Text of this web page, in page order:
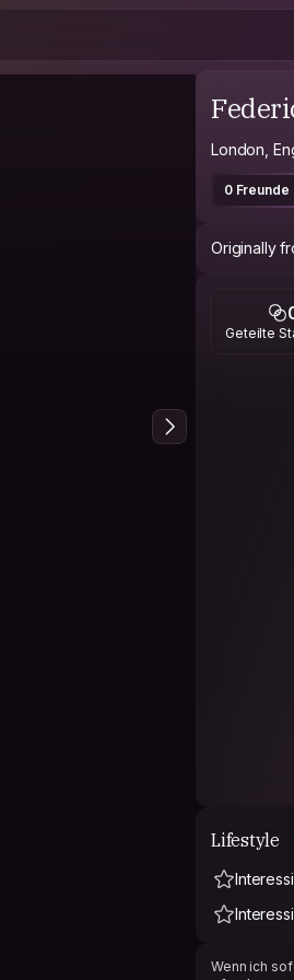
London,
0 Freunde
Originally
Geteilte
Lifestyle
Wenn ich